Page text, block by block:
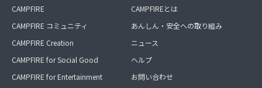
CAMPFIRE
CAMPFIRE コミュニティ
CAMPFIRE Creation
CAMPFIRE for Social Good
CAMPFIRE for Entertainment
CAMPFIREとは
あんしん・安全への取り組み
ニュース
ヘルプ
お問い合わせ